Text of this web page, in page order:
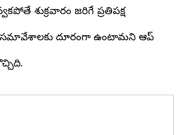
శుక్రవారం జరిగే ప్రతిపక్ష
సమావేశాలకు దూరంగా ఉంటామని ఆప్